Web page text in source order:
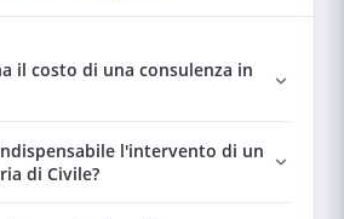
il costo di una consulenza in
l'intervento di un
di Civile?